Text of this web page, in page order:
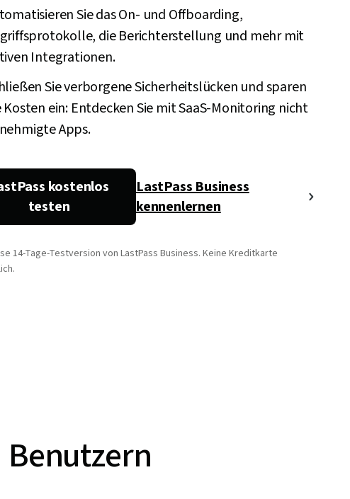
Sie das On- und Offboarding,
die Berichterstellung und mehr mit
Integrationen.
Sie verborgene Sicherheitslücken und sparen
Kosten ein: Entdecken Sie mit SaaS-Monitoring nicht
Apps.
kostenlos
testen
LastPass Business
kennenlernen
14-Tage-Testversion von LastPass Business. Keine Kreditkarte